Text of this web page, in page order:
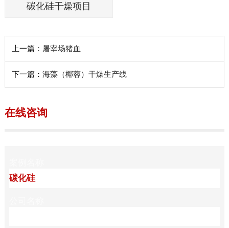
碳化硅干燥项目
上一篇： 屠宰场猪血
下一篇： 海藻（椰蓉）干燥生产线
在线咨询